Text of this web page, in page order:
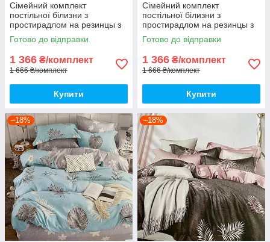
Сімейний комплект
постільної білизни з
простирадлом на резинцы з
фланелі, дві підковдри
Готово до відправки
1 366 ₴/комплект
1 666 ₴/комплект
Купити
Сімейний комплект
постільної білизни з
простирадлом на резинцы з
фланелі, дві підковдри
Готово до відправки
1 366 ₴/комплект
1 666 ₴/комплект
Купити
–18% –18%